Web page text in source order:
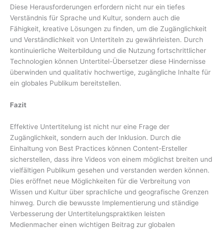
Diese Herausforderungen erfordern nicht nur ein tiefes
Verständnis für Sprache und Kultur, sondern auch die
Fähigkeit, kreative Lösungen zu finden, um die Zugänglichkeit
und Verständlichkeit von Untertiteln zu gewährleisten. Durch
kontinuierliche Weiterbildung und die Nutzung fortschrittlicher
Technologien können Untertitel-Übersetzer diese Hindernisse
überwinden und qualitativ hochwertige, zugängliche Inhalte für
ein globales Publikum bereitstellen.
Fazit
Effektive Untertitelung ist nicht nur eine Frage der
Zugänglichkeit, sondern auch der Inklusion. Durch die
Einhaltung von Best Practices können Content-Ersteller
sicherstellen, dass ihre Videos von einem möglichst breiten und
vielfältigen Publikum gesehen und verstanden werden können.
Dies eröffnet neue Möglichkeiten für die Verbreitung von
Wissen und Kultur über sprachliche und geografische Grenzen
hinweg. Durch die bewusste Implementierung und ständige
Verbesserung der Untertitelungspraktiken leisten
Medienmacher einen wichtigen Beitrag zur globalen